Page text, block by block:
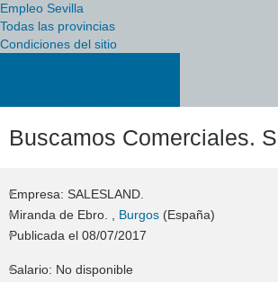
Empleo Sevilla
Todas las provincias
Condiciones del sitio
Buscamos Comerciales.
Empresa: SALESLAND.
Miranda de Ebro. , Burgos (España)
Publicada el 08/07/2017
Salario: No disponible